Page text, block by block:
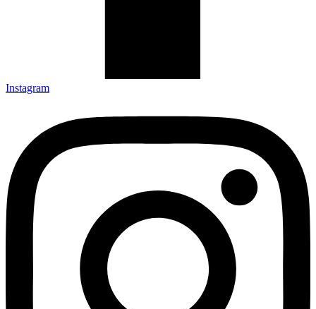
Instagram